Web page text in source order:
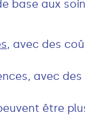
base aux
, avec des
avec
être